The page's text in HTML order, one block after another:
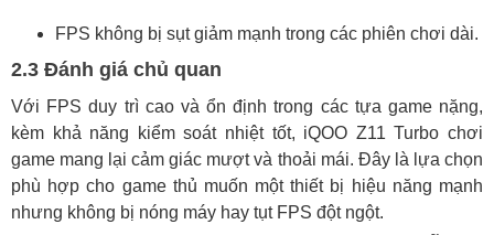
FPS không bị sụt giảm mạnh trong các phiên chơi dài.
2.3 Đánh giá chủ quan
Với FPS duy trì cao và ổn định trong các tựa game nặng,
kèm khả năng kiểm soát nhiệt tốt, iQOO Z11 Turbo chơi
game mang lại cảm giác mượt và thoải mái. Đây là lựa chọn
phù hợp cho game thủ muốn một thiết bị hiệu năng mạnh
nhưng không bị nóng máy hay tụt FPS đột ngột.